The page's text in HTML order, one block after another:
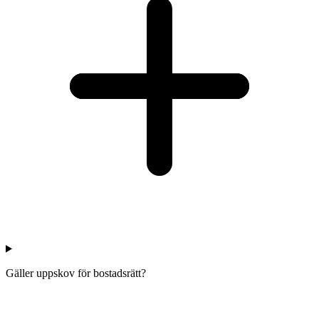
Gäller uppskov för bostadsrätt?